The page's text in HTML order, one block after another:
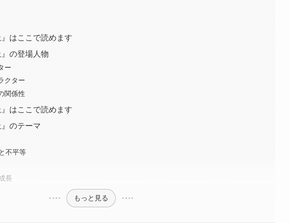
』はここで読めます
』の登場人物
ー
クター
関係性
』はここで読めます
』のテーマ
不平等
長
もっと見る